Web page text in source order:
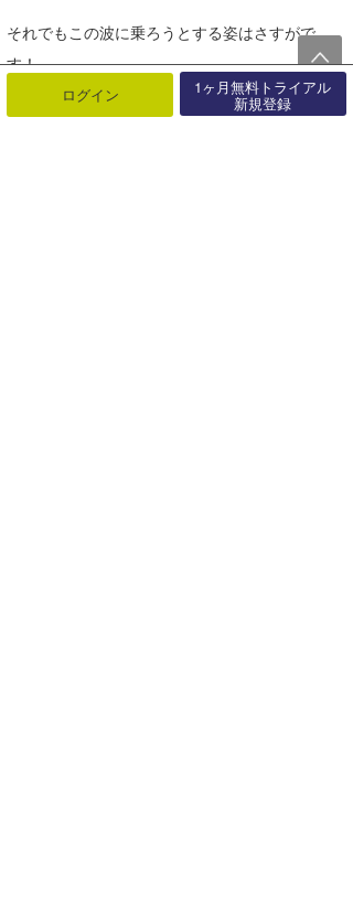
それでもこの波に乗ろうとする姿はさすがで
す！
ログイン 1ヶ月無料トライアル
新規登録